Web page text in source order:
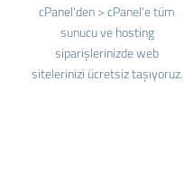
cPanel'den > cPanel'e tüm
sunucu ve hosting
siparişlerinizde web
sitelerinizi ücretsiz taşıyoruz.